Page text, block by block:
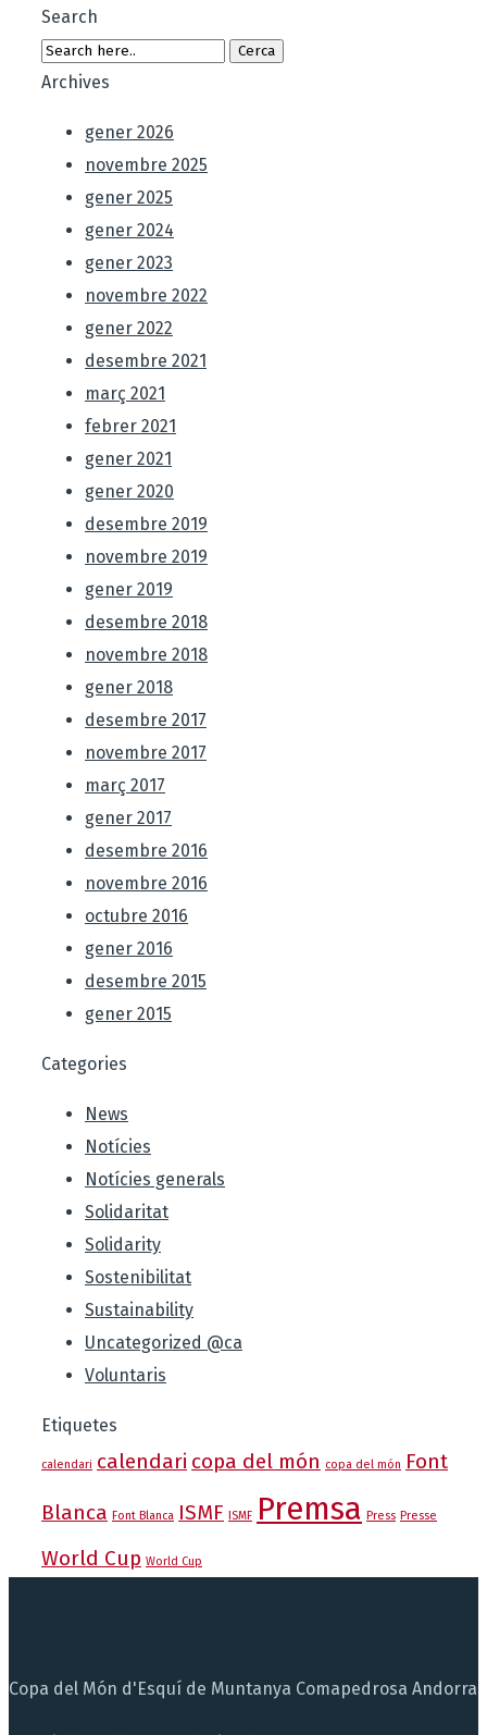
Search
Archives
gener 2026
novembre 2025
gener 2025
gener 2024
gener 2023
novembre 2022
gener 2022
desembre 2021
març 2021
febrer 2021
gener 2021
gener 2020
desembre 2019
novembre 2019
gener 2019
desembre 2018
novembre 2018
gener 2018
desembre 2017
novembre 2017
març 2017
gener 2017
desembre 2016
novembre 2016
octubre 2016
gener 2016
desembre 2015
gener 2015
Categories
News
Notícies
Notícies generals
Solidaritat
Solidarity
Sostenibilitat
Sustainability
Uncategorized @ca
Voluntaris
Etiquetes
calendari calendari copa del món copa del món Font
Blanca Font Blanca ISMF ISMF Premsa Press Presse
World Cup World Cup
Copa del Món d'Esquí de Muntanya Comapedrosa Andorra